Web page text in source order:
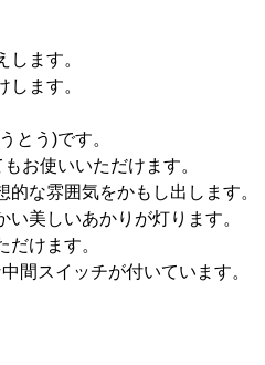
ます。
ます。
とう)です。
お使いいただけます。
な雰囲気をかもし出します。
美しいあかりが灯ります。
けます。
間スイッチが付いています。